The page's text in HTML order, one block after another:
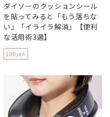
ダイソーのクッションシール
を貼ってみると「もう落ちな
い」「イライラ解消」【便利
な活用術3選】
100yen